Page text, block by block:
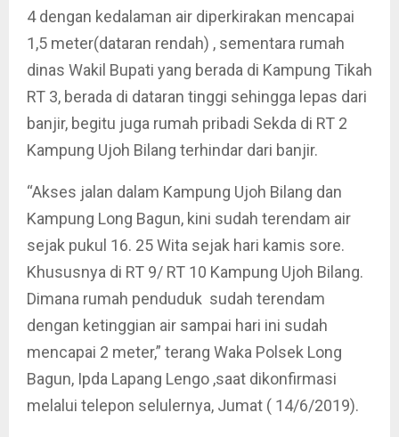
4 dengan kedalaman air diperkirakan mencapai
1,5 meter(dataran rendah) , sementara rumah
dinas Wakil Bupati yang berada di Kampung Tikah
RT 3, berada di dataran tinggi sehingga lepas dari
banjir, begitu juga rumah pribadi Sekda di RT 2
Kampung Ujoh Bilang terhindar dari banjir.
“Akses jalan dalam Kampung Ujoh Bilang dan
Kampung Long Bagun, kini sudah terendam air
sejak pukul 16. 25 Wita sejak hari kamis sore.
Khususnya di RT 9/ RT 10 Kampung Ujoh Bilang.
Dimana rumah penduduk sudah terendam
dengan ketinggian air sampai hari ini sudah
mencapai 2 meter,” terang Waka Polsek Long
Bagun, Ipda Lapang Lengo ,saat dikonfirmasi
melalui telepon selulernya, Jumat ( 14/6/2019).